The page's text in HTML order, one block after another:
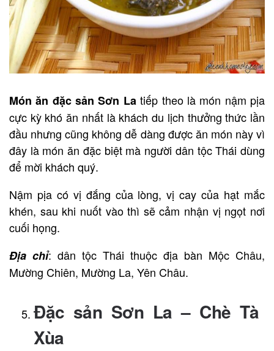
Món ăn đặc sản Sơn Latiếp theo là món nậm pịa
cực kỳ khó ăn nhất là khách du lịch thưởng thức lần
đầu nhưng cũng không dễ dàng được ăn món này vì
đây là món ăn đặc biệt mà người dân tộc Thái dùng
để mời khách quý.
Nậm pịa có vị đắng của lòng, vị cay của hạt mắc
khén, sau khi nuốt vào thì sẽ cảm nhận vị ngọt nơi
cuối họng.
Địa chỉ: dân tộc Thái thuộc địa bàn Mộc Châu,
Mường Chiên, Mường La, Yên Châu.
Đặc sản Sơn La – Chè Tà
Xùa